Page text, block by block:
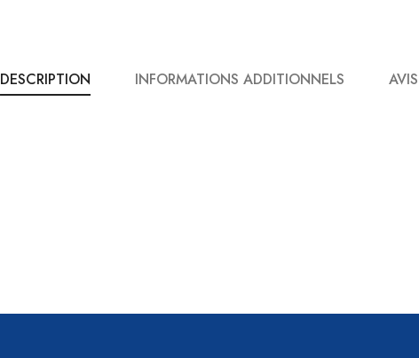
DESCRIPTION INFORMATIONS ADDITIONNELS